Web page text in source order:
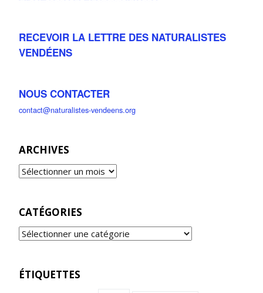
RECEVOIR LA LETTRE DES NATURALISTES
VENDÉENS
NOUS CONTACTER
contact@naturalistes-vendeens.org
ARCHIVES
CATÉGORIES
ÉTIQUETTES